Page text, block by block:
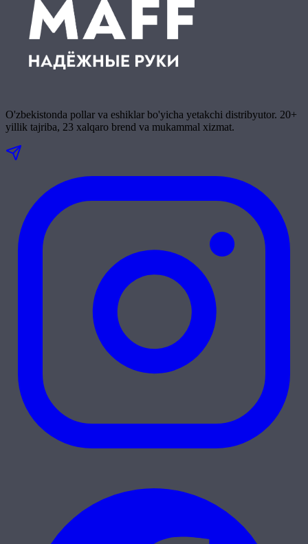
O'zbekistonda pollar va eshiklar bo'yicha yetakchi distribyutor. 20+
yillik tajriba, 23 xalqaro brend va mukammal xizmat.